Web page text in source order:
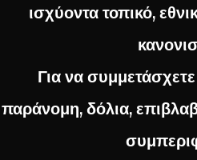
ισχύοντα τοπικό,
Για να
παράνομη, δόλια,